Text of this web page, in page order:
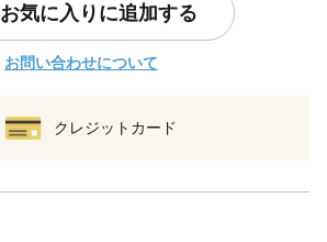
お気に入りに追加する
お問い合わせについて
クレジットカード